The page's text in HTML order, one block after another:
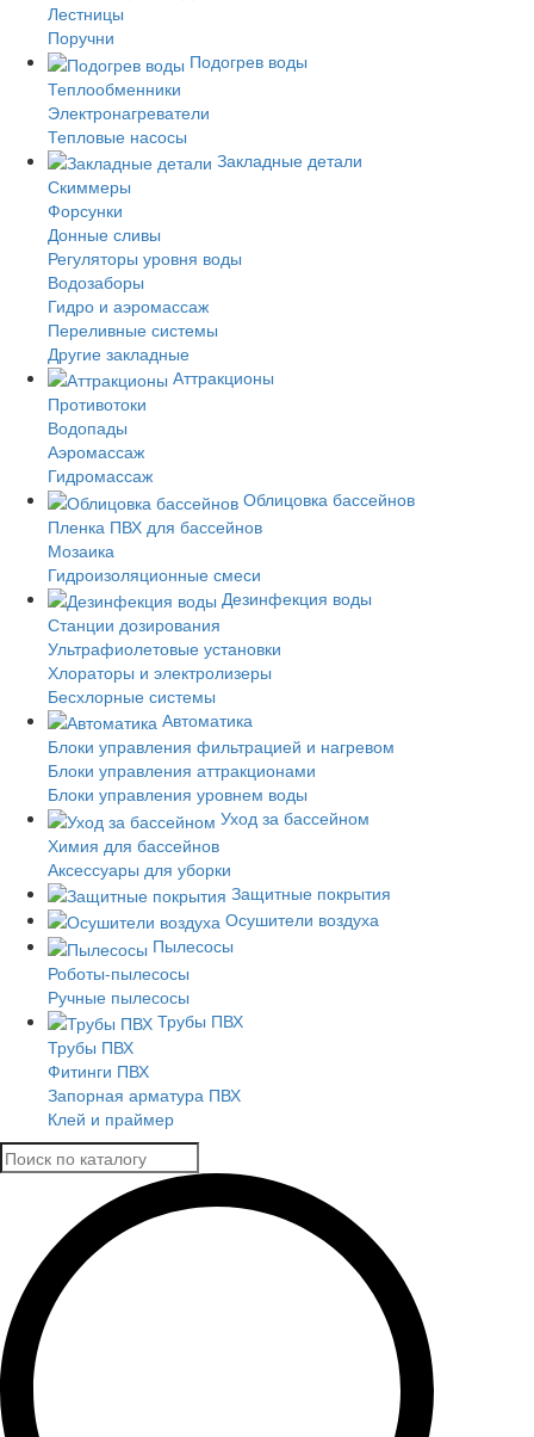
Лестницы
Поручни
Подогрев воды
Теплообменники
Электронагреватели
Тепловые насосы
Закладные детали
Скиммеры
Форсунки
Донные сливы
Регуляторы уровня воды
Водозаборы
Гидро и аэромассаж
Переливные системы
Другие закладные
Аттракционы
Противотоки
Водопады
Аэромассаж
Гидромассаж
Облицовка бассейнов
Пленка ПВХ для бассейнов
Мозаика
Гидроизоляционные смеси
Дезинфекция воды
Станции дозирования
Ультрафиолетовые установки
Хлораторы и электролизеры
Бесхлорные системы
Автоматика
Блоки управления фильтрацией и нагревом
Блоки управления аттракционами
Блоки управления уровнем воды
Уход за бассейном
Химия для бассейнов
Аксессуары для уборки
Защитные покрытия
Осушители воздуха
Пылесосы
Роботы-пылесосы
Ручные пылесосы
Трубы ПВХ
Трубы ПВХ
Фитинги ПВХ
Запорная арматура ПВХ
Клей и праймер